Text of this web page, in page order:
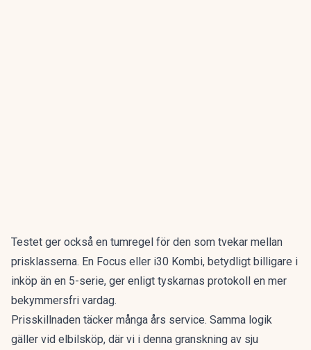
Testet ger också en tumregel för den som tvekar mellan
prisklasserna. En Focus eller i30 Kombi, betydligt billigare i
inköp än en 5-serie, ger enligt tyskarnas protokoll en mer
bekymmersfri vardag.
Prisskillnaden täcker många års service. Samma logik
gäller vid elbilsköp, där vi i denna granskning av sju